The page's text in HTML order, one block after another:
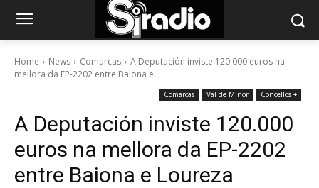
Home News Comarcas
A Deputación inviste 120.000 euros na
mellora da EP-2202 entre Baiona e...
Comarcas Val de Miñor Concellos +
A Deputación inviste 120.000
euros na mellora da EP-2202
entre Baiona e Loureza